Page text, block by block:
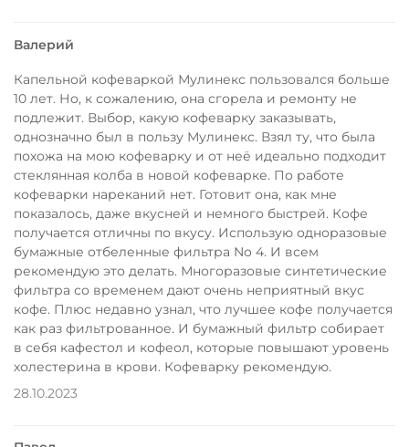
Валерий
Капельной кофеваркой Мулинекс пользовался больше
10 лет. Но, к сожалению, она сгорела и ремонту не
подлежит. Выбор, какую кофеварку заказывать,
однозначно был в пользу Мулинекс. Взял ту, что была
похожа на мою кофеварку и от неё идеально подходит
стеклянная колба в новой кофеварке. По работе
кофеварки нареканий нет. Готовит она, как мне
показалось, даже вкусней и немного быстрей. Кофе
получается отличны по вкусу. Использую одноразовые
бумажные отбеленные фильтра No 4. И всем
рекомендую это делать. Многоразовые синтетические
фильтра со временем дают очень неприятный вкус
кофе. Плюс недавно узнал, что лучшее кофе получается
как раз фильтрованное. И бумажный фильтр собирает
в себя кафестол и кофеол, которые повышают уровень
холестерина в крови. Кофеварку рекомендую.
28.10.2023